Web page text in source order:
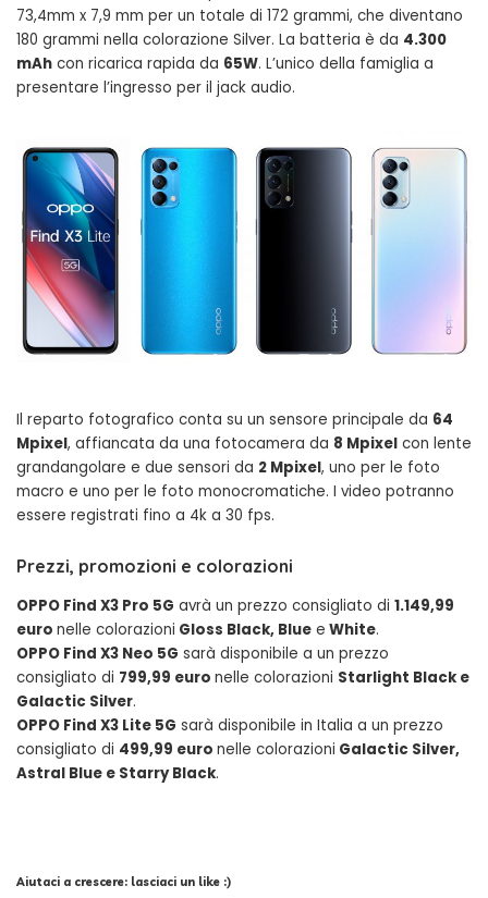
73,4mm x 7,9 mm per un totale di 172 grammi, che diventano
180 grammi nella colorazione Silver. La batteria è da 4.300
mAh con ricarica rapida da 65W. L’unico della famiglia a
presentare l’ingresso per il jack audio.
Il reparto fotografico conta su un sensore principale da 64
Mpixel, affiancata da una fotocamera da 8 Mpixel con lente
grandangolare e due sensori da 2 Mpixel, uno per le foto
macro e uno per le foto monocromatiche. I video potranno
essere registrati fino a 4k a 30 fps.
Prezzi, promozioni e colorazioni
OPPO Find X3 Pro 5G avrà un prezzo consigliato di 1.149,99
euro nelle colorazioni Gloss Black, Blue e White.
OPPO Find X3 Neo 5G sarà disponibile a un prezzo
consigliato di 799,99 euro nelle colorazioni Starlight Black e
Galactic Silver.
OPPO Find X3 Lite 5G sarà disponibile in Italia a un prezzo
consigliato di 499,99 euro nelle colorazioni Galactic Silver,
Astral Blue e Starry Black.
Aiutaci a crescere: lasciaci un like :)